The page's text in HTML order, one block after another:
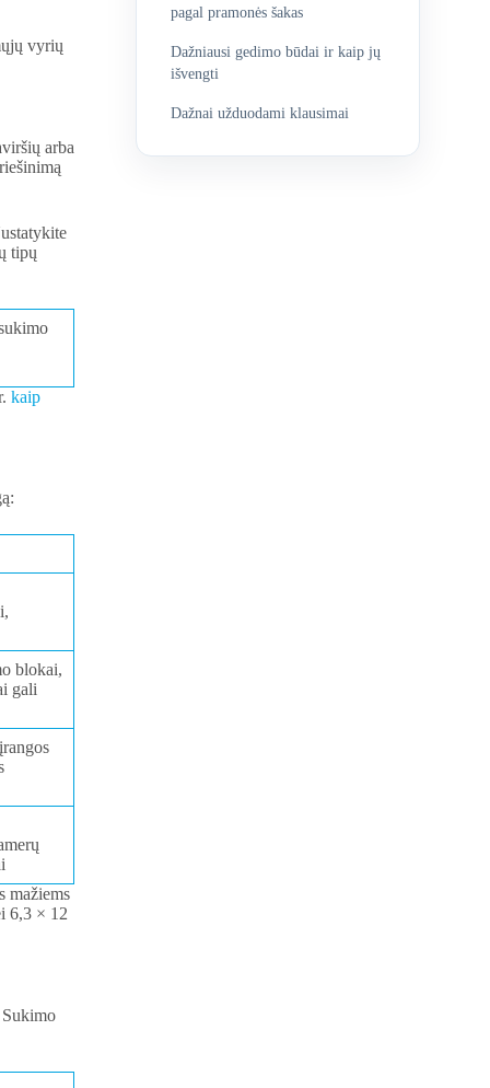
vyrių
arba
tipų
kaip
blokai,
gali
mažiems
6,3 × 12
pagal pramonės šakas
Dažniausi gedimo būdai ir kaip jų
išvengti
Dažnai užduodami klausimai